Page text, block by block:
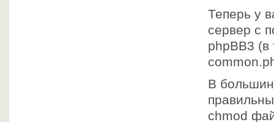
Теперь у
сервер с
phpBB3 (в
В
chmod